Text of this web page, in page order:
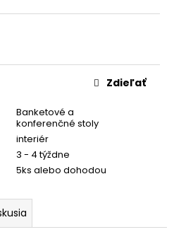
Banketové a
konferenčné stoly
interiér
3 - 4 týždne
5ks alebo dohodou
Zdieľať